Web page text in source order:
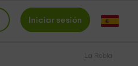
Iniciar sesión
La Robla